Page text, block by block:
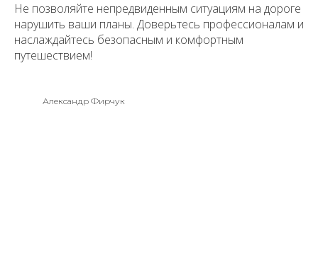
Не позволяйте непредвиденным ситуациям на дороге
нарушить ваши планы. Доверьтесь профессионалам и
наслаждайтесь безопасным и комфортным
путешествием!
Александр Фирчук